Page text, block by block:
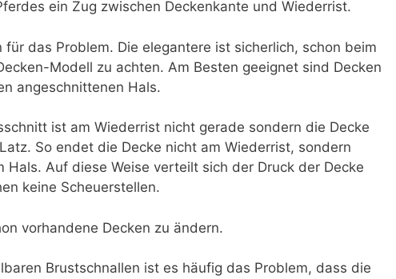
ein Zug zwischen Deckenkante und Wiederrist.
für das Problem. Die elegantere ist sicherlich, schon beim
Modell zu achten. Am Besten geeignet sind Decken
angeschnittenen Hals.
ist am Wiederrist nicht gerade sondern die Decke
So endet die Decke nicht am Wiederrist, sondern
Hals. Auf diese Weise verteilt sich der Druck der Decke
keine Scheuerstellen.
vorhandene Decken zu ändern.
Brustschnallen ist es häufig das Problem, dass die